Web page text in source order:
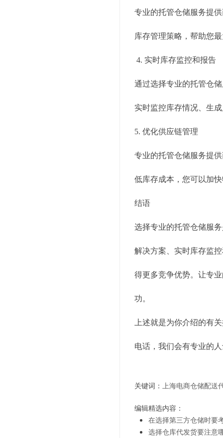
专业的托管仓储服务提
库存管理策略，帮助您
4. 实时库存监控和报告
通过选择专业的托管仓
实时监控库存情况、生
5. 优化供应链管理
专业的托管仓储服务提
低库存成本，您可以加
结语
选择专业的托管仓储服
解决方案、实时库存监
得更多竞争优势。让专
功。
上述就是为你介绍的有
电话，我们会有专业的
关键词： 上海电商仓储配送
编辑精选内容：
在选择第三方仓储时要
选择仓库代发货要注意